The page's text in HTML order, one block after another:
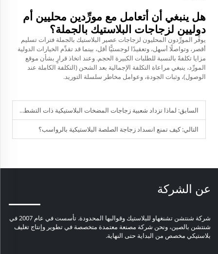
هل ينبغي أن أتعامل مع مورِّدين محليين أم
دوليين لزجاجات البلاستيك بالجملة؟
يوفِّر المورِّدون المحليون لزجاجات عصير البلاستيك بالجملة فترات تسليم
أقصر، وتواصلًا أسهل، وتعقيدًا لوجستيًّا أقل، بينما قد تقدِّم الخيارات الدولية
مزايا تكلفةً بالنسبة للطلبات الكبيرة الحجم. وعند اتخاذ قرارٍ بشأن موقع
المورِّد، ينبغي مراعاة التكلفة الإجمالية بعد الشحن (التكلفة الكاملة عند
الوصول)، وثبات الجودة، وعوامل مخاطر سلسلة التوريد.
السابق: لماذا تزداد شعبية زجاجات المضخات البلاستيكية ذات التشطيب غير اللامع في قطاع التجميل؟
التالي:كيف تمنع انسداد زجاجة الصلصة البلاستيكية بالرواسب؟
عن الشركة
شركة شنتشن تشنغهاو للبلاستيك وقوالبها المحدودة. تأسست في عام 2007 في
شنتشن بالصين، ونحن شركة مصنعة معتمدة متخصصة في تطوير وإنتاج تغليف
بلاستيكي مخصص من البداية حتى النهاية.